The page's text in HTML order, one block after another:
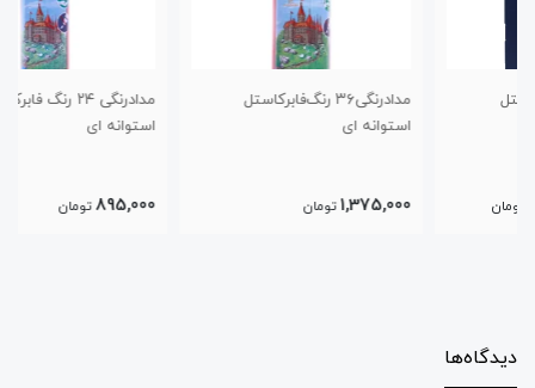
مدادرنگی‌۳۶ رنگ‌فابرکاستل
1,375,000 تومان
مدادرنگی ۲۴ رنگ فابرکاستل
تومان
دیدگاه‌ها